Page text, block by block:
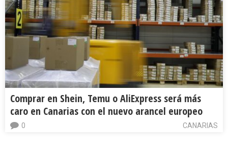
Comprar en Shein, Temu o AliExpress será más
caro en Canarias con el nuevo arancel europeo
CANARIAS
0